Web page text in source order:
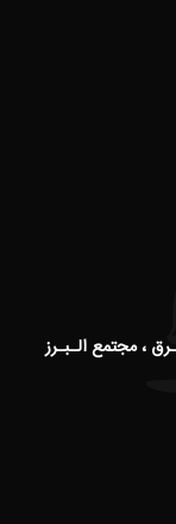
، مجتمع الـبـرز